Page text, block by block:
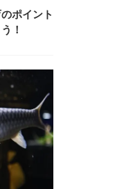
ポイント
！